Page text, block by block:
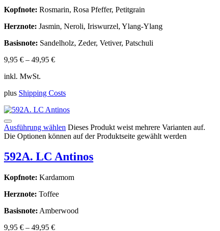
Kopfnote: Rosmarin, Rosa Pfeffer, Petitgrain
Herznote: Jasmin, Neroli, Iriswurzel, Ylang-Ylang
Basisnote: Sandelholz, Zeder, Vetiver, Patschuli
9,95 € – 49,95 €
inkl. MwSt.
plus Shipping Costs
Ausführung wählen Dieses Produkt weist mehrere Varianten auf.
Die Optionen können auf der Produktseite gewählt werden
592A. LC Antinos
Kopfnote: Kardamom
Herznote: Toffee
Basisnote: Amberwood
9,95 € – 49,95 €